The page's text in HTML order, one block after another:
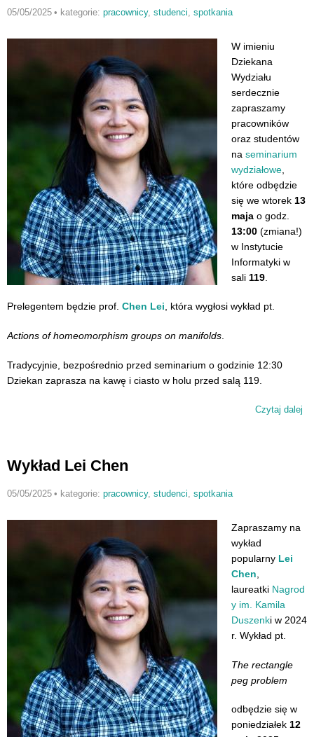
05/05/2025 • kategorie: pracownicy, studenci spotkania
W imieniu
Dziekana
Wydziału
serdecznie
zapraszamy
pracowników
oraz studentów
na seminarium
wydziałowe
które odbędzie
się we wtorek 13
maja o godz.
13:00 (zmiana!)
w Instytucie
Informatyki w
sali 119
Prelegentem będzie prof. Chen Lei, która wygłosi wykład pt.
Actions of homeomorphism groups on manifolds
Tradycyjnie, bezpośrednio przed seminarium o godzinie 12:30
Dziekan zaprasza na kawę i ciasto w holu przed salą 119.
Czytaj dalej
Wykład Lei Chen
05/05/2025 • kategorie: pracownicy, studenci, spotkania
Zapraszamy na
wykład
popularny Lei
Chen
laureatki Nagrod
y im. Kamila
Duszenki w 2024
r. Wykład pt.
The rectangle
peg problem
odbędzie się w
poniedziałek 12